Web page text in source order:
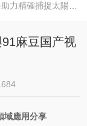
太陽光與91麻豆国产视频輻照差異
麻豆国产视
域應用分享